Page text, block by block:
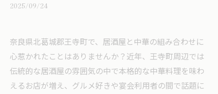
2025/09/24
奈良県北葛城郡王寺町で、居酒屋と中華の組み合わせに
心惹かれたことはありませんか？近年、王寺町周辺では
伝統的な居酒屋の雰囲気の中で本格的な中華料理を味わ
えるお店が増え、グルメ好きや宴会利用者の間で話題に